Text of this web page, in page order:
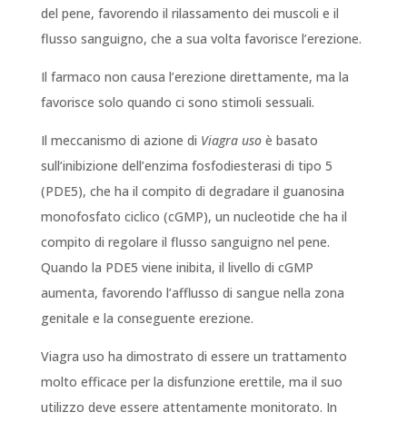
del pene, favorendo il rilassamento dei muscoli e il
flusso sanguigno, che a sua volta favorisce l’erezione.
Il farmaco non causa l’erezione direttamente, ma la
favorisce solo quando ci sono stimoli sessuali.
Il meccanismo di azione di Viagra usoè basato
sull’inibizione dell’enzima fosfodiesterasi di tipo 5
(PDE5), che ha il compito di degradare il guanosina
monofosfato ciclico (cGMP), un nucleotide che ha il
compito di regolare il flusso sanguigno nel pene.
Quando la PDE5 viene inibita, il livello di cGMP
aumenta, favorendo l’afflusso di sangue nella zona
genitale e la conseguente erezione.
Viagra uso ha dimostrato di essere un trattamento
molto efficace per la disfunzione erettile, ma il suo
utilizzo deve essere attentamente monitorato. In